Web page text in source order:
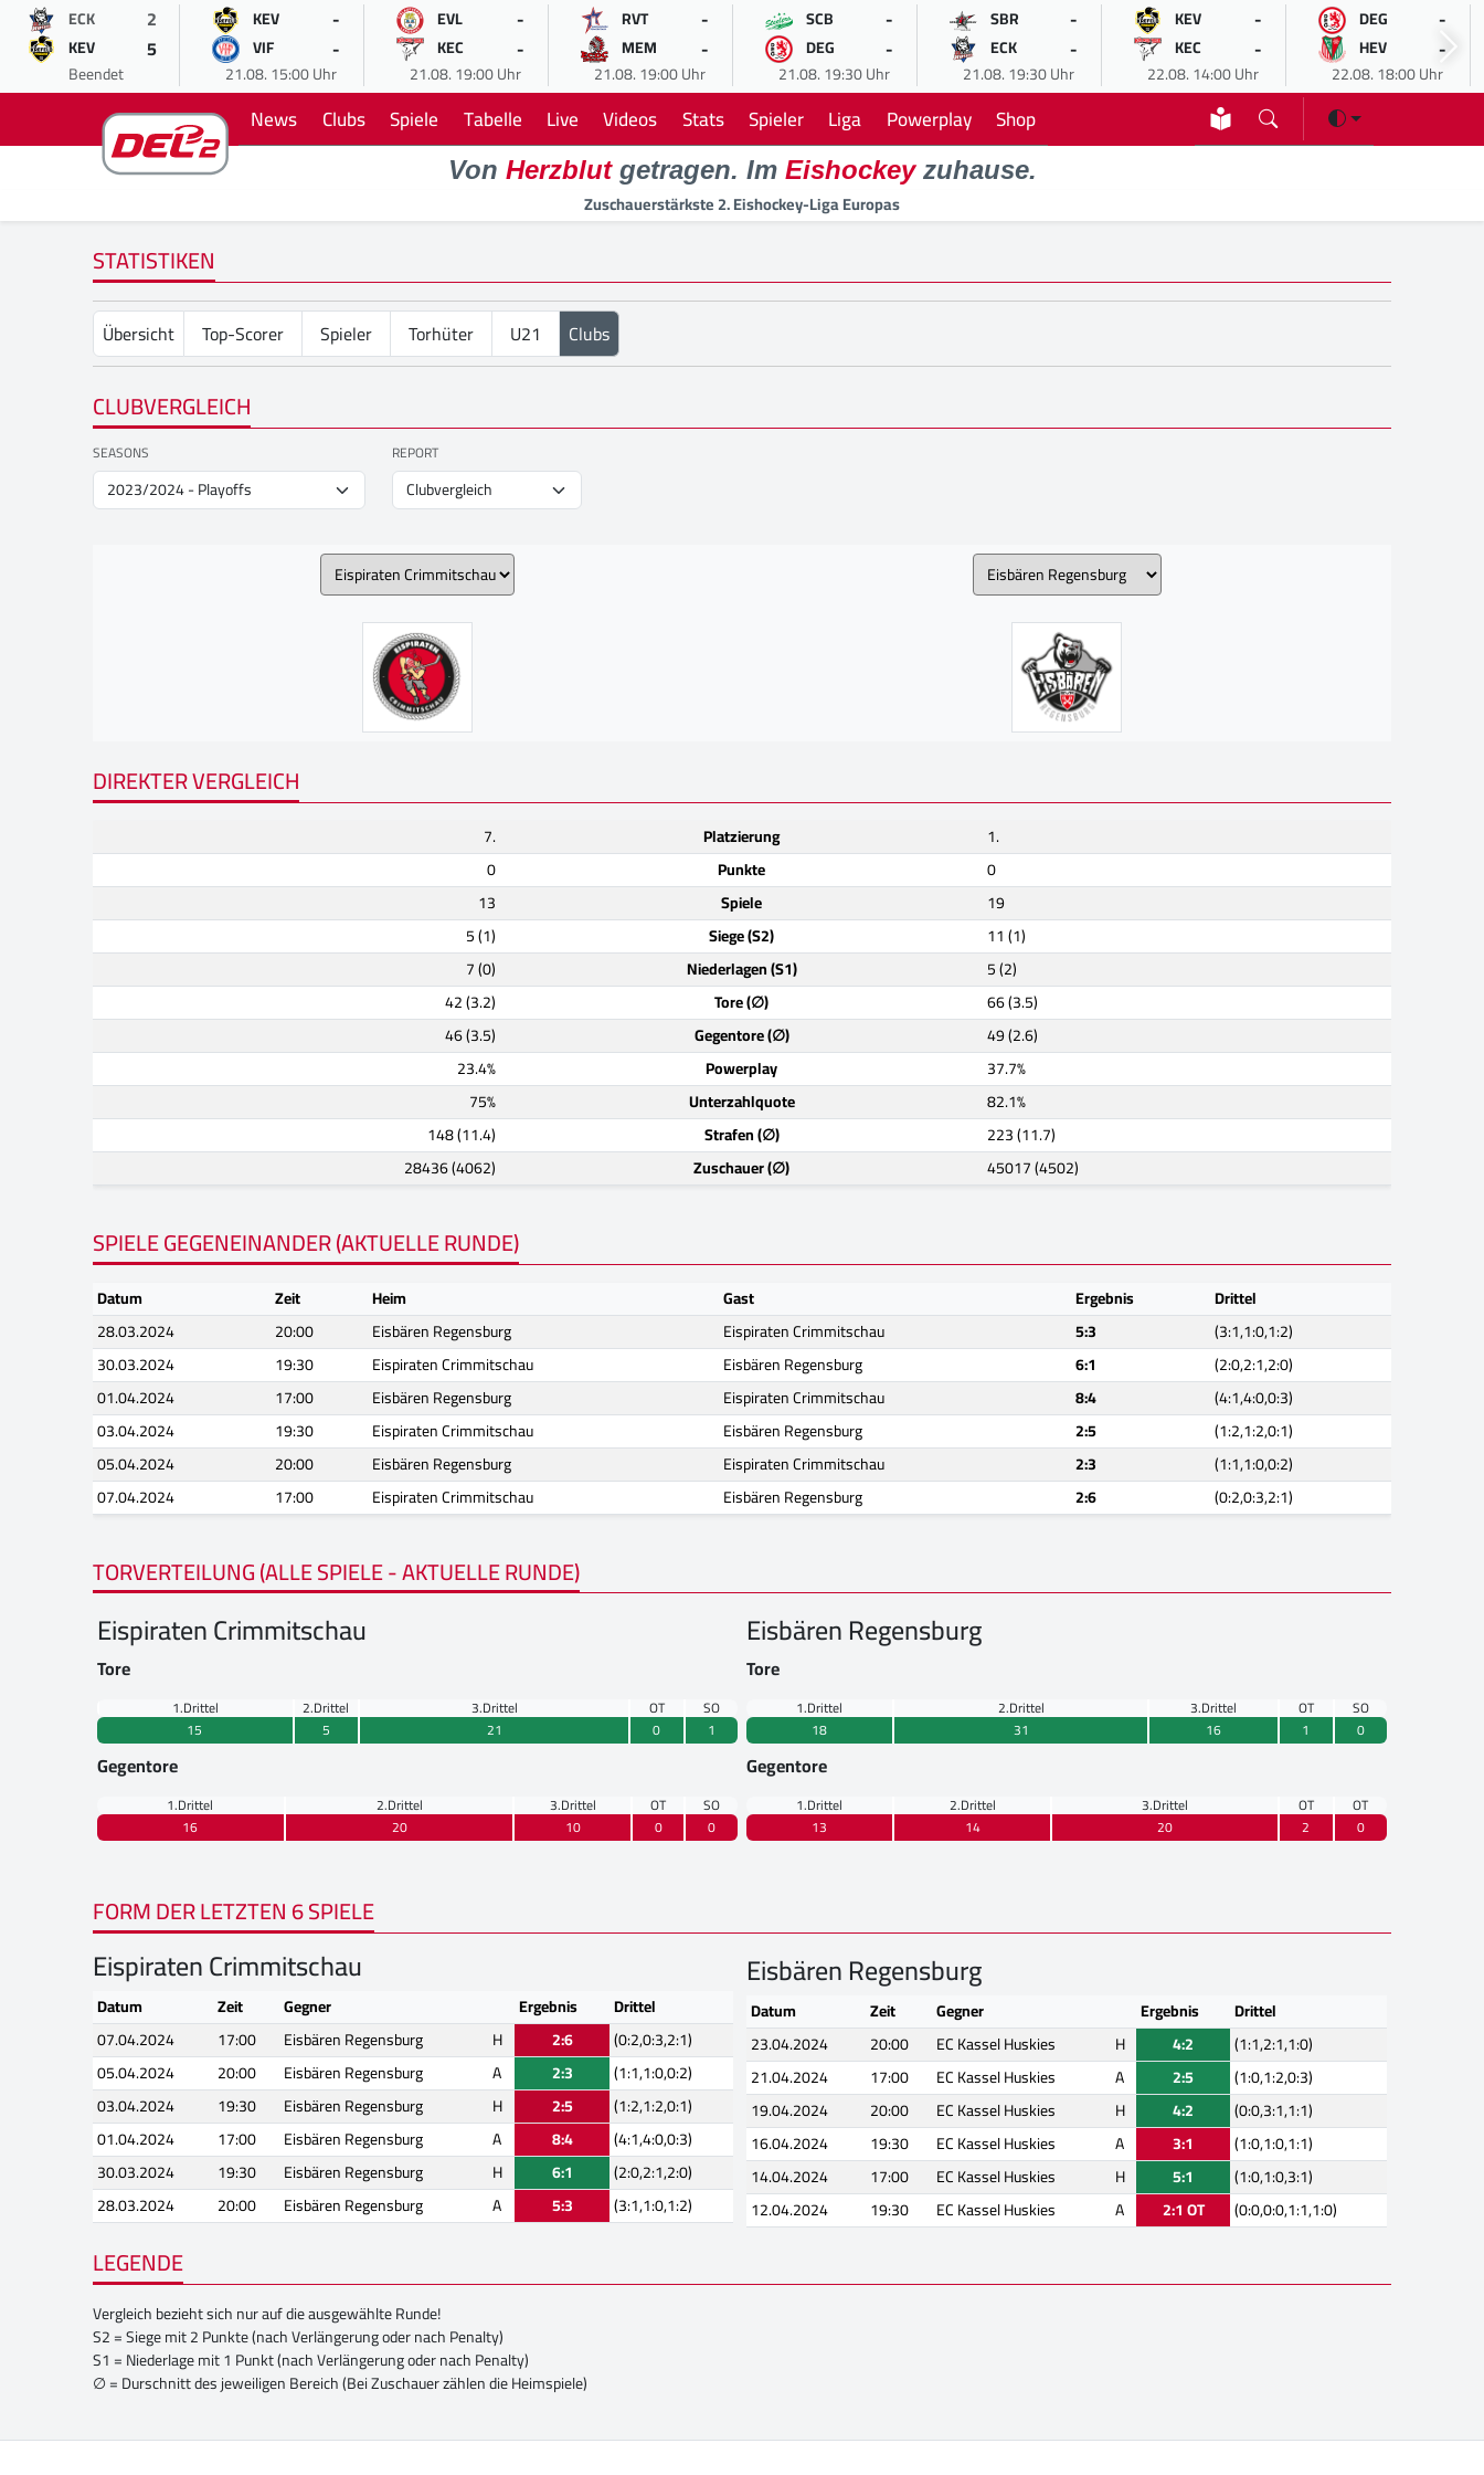
ECK 2
KEV 5
Beendet
KEV -
VIF -
21.08. 15:00 Uhr
EVL -
KEC -
21.08. 19:00 Uhr
RVT -
MEM -
21.08. 19:00 Uhr
SCB -
DEG -
21.08. 19:30 Uhr
SBR -
ECK -
21.08. 19:30 Uhr
KEV -
KEC -
22.08. 14:00 Uhr
DEG -
HEV -
22.08. 18:00 Uhr
News Clubs Spiele Tabelle Live Videos Stats Spieler Liga Powerplay Shop
Von Herzblutgetragen. Im Eishockeyzuhause.
Zuschauerstärkste 2. Eishockey-Liga Europas
STATISTIKEN
Übersicht Top-Scorer Spieler Torhüter U21 Clubs
CLUBVERGLEICH
SEASONS REPORT
DIREKTER VERGLEICH
7. Platzierung
1.
0
Punkte
0
13
Spiele
19
5 (1)
Siege (S2)
11 (1)
7 (0)
Niederlagen (S1)
5 (2)
42 (3.2)
Tore (∅)
66 (3.5)
46 (3.5)
Gegentore (∅)
49 (2.6)
23.4%
Powerplay
37.7%
75%
Unterzahlquote
82.1%
148 (11.4)
Strafen (∅)
223 (11.7)
28436 (4062)
Zuschauer (∅) 45017 (4502)
SPIELE GEGENEINANDER (AKTUELLE RUNDE)
Datum Zeit Heim Gast Ergebnis
Drittel
28.03.2024
20:00 Eisbären Regensburg Eispiraten Crimmitschau 5:3
(3:1,1:0,1:2)
30.03.2024
19:30 Eispiraten Crimmitschau Eisbären Regensburg 6:1
(2:0,2:1,2:0)
01.04.2024
17:00 Eisbären Regensburg Eispiraten Crimmitschau 8:4
(4:1,4:0,0:3)
03.04.2024
19:30 Eispiraten Crimmitschau Eisbären Regensburg 2:5
(1:2,1:2,0:1)
05.04.2024
20:00 Eisbären Regensburg Eispiraten Crimmitschau 2:3
(1:1,1:0,0:2)
07.04.2024
17:00 Eispiraten Crimmitschau Eisbären Regensburg 2:6 (0:2,0:3,2:1)
TORVERTEILUNG (ALLE SPIELE - AKTUELLE RUNDE)
Eispiraten Crimmitschau
Tore
1.Drittel 2.Drittel 3.Drittel OT
SO
15
5 21 0 1
Gegentore
1.Drittel 2.Drittel 3.Drittel OT
SO
16
20 10 0 0
Eisbären Regensburg
Tore
1.Drittel 2.Drittel 3.Drittel OT
SO
18
31 16 1 0
Gegentore
1.Drittel 2.Drittel 3.Drittel OT
OT
13
14 20 2 0
FORM DER LETZTEN 6 SPIELE
Eispiraten Crimmitschau
Datum Zeit Gegner Ergebnis
Drittel
07.04.2024
17:00 Eisbären Regensburg H 2:6
(0:2,0:3,2:1)
05.04.2024
20:00 Eisbären Regensburg A 2:3
(1:1,1:0,0:2)
03.04.2024
19:30 Eisbären Regensburg H 2:5
(1:2,1:2,0:1)
01.04.2024
17:00 Eisbären Regensburg A 8:4
(4:1,4:0,0:3)
30.03.2024
19:30 Eisbären Regensburg H 6:1
(2:0,2:1,2:0)
28.03.2024
20:00 Eisbären Regensburg A 5:3 (3:1,1:0,1:2)
Eisbären Regensburg
Datum Zeit Gegner Ergebnis
Drittel
23.04.2024
20:00 EC Kassel Huskies H 4:2
(1:1,2:1,1:0)
21.04.2024
17:00 EC Kassel Huskies A 2:5
(1:0,1:2,0:3)
19.04.2024
20:00 EC Kassel Huskies H 4:2
(0:0,3:1,1:1)
16.04.2024
19:30 EC Kassel Huskies A 3:1
(1:0,1:0,1:1)
14.04.2024
17:00 EC Kassel Huskies H 5:1
(1:0,1:0,3:1)
12.04.2024
19:30 EC Kassel Huskies A 2:1 OT (0:0,0:0,1:1,1:0)
LEGENDE
Vergleich bezieht sich nur auf die ausgewählte Runde!
S2 = Siege mit 2 Punkte (nach Verlängerung oder nach Penalty)
S1 = Niederlage mit 1 Punkt (nach Verlängerung oder nach Penalty)
∅ = Durschnitt des jeweiligen Bereich (Bei Zuschauer zählen die Heimspiele)